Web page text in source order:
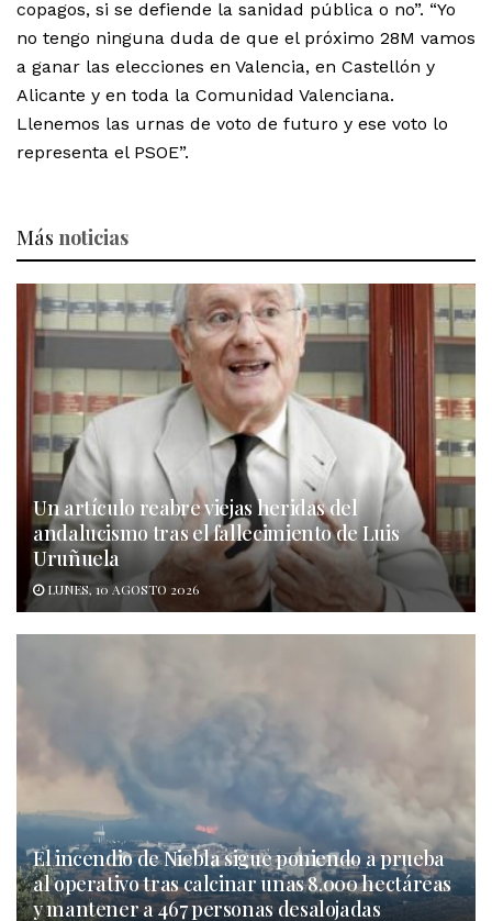
copagos, si se defiende la sanidad pública o no”. “Yo
no tengo ninguna duda de que el próximo 28M vamos
a ganar las elecciones en Valencia, en Castellón y
Alicante y en toda la Comunidad Valenciana.
Llenemos las urnas de voto de futuro y ese voto lo
representa el PSOE”.
Más noticias
Un artículo reabre viejas heridas del
andalucismo tras el fallecimiento de Luis
Uruñuela
LUNES, 10 AGOSTO 2026
El incendio de Niebla sigue poniendo a prueba
al operativo tras calcinar unas 8.000 hectáreas
y mantener a 467 personas desalojadas